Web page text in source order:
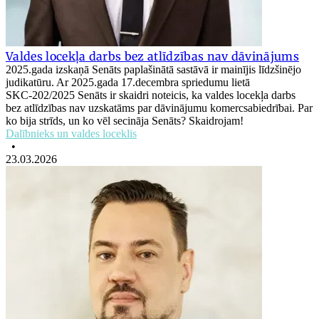
Valdes locekļa darbs bez atlīdzības nav dāvinājums
2025.gada izskaņā Senāts paplašinātā sastāvā ir mainījis līdzšinējo
judikatūru. Ar 2025.gada 17.decembra spriedumu lietā
SKC‑202/2025 Senāts ir skaidri noteicis, ka valdes locekļa darbs
bez atlīdzības nav uzskatāms par dāvinājumu komercsabiedrībai. Par
ko bija strīds, un ko vēl secināja Senāts? Skaidrojam!
Dalībnieks un valdes loceklis
•
23.03.2026